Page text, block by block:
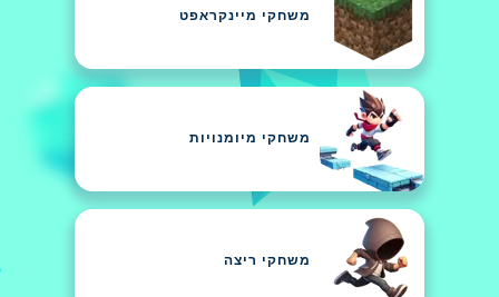
משחקי מיינקראפט
משחקי מיומנויות
משחקי ריצה